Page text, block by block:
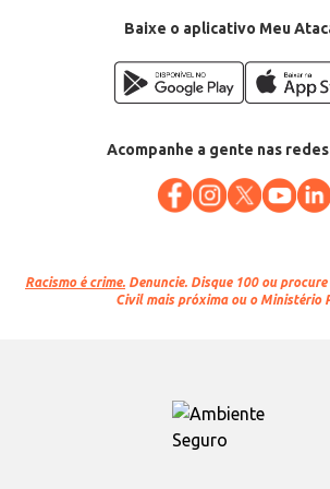
Baixe o aplicativo Meu
Acompanhe a gente nas
Racismo é crime. Denuncie. Disque 100 ou
Civil mais próxima ou o Ministério